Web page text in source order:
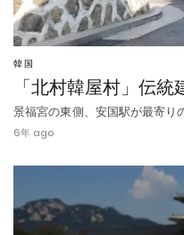
韓国
「北村韓屋村」伝
景福宮の東側、安国駅が最寄り
6年 ago